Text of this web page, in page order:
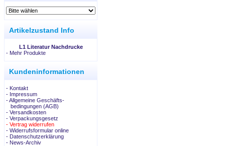
Artikelzustand Info
L1 Literatur Nachdrucke
- Mehr Produkte
Kundeninformationen
- Kontakt
- Impressum
- Allgemeine Geschäfts-
bedingungen (AGB)
- Versandkosten
- Verpackungsgesetz
- Vertrag widerrufen
- Widerrufsformular online
- Datenschutzerklärung
- News-Archiv